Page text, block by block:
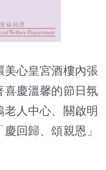
心皇宮酒樓內張
慶溫馨的節日氛
人中心、關啟明
回歸、頌親恩」